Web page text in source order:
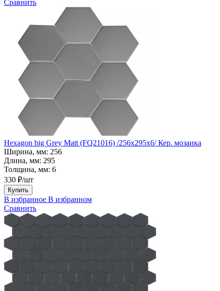
Сравнить
Hexagon big Grey Matt (FQ21016) /256х295х6/ Кер. мозаика
Ширина, мм: 256
Длина, мм: 295
Толщина, мм: 6
330 ₽/шт
Купить
В избранное В избранном
Сравнить